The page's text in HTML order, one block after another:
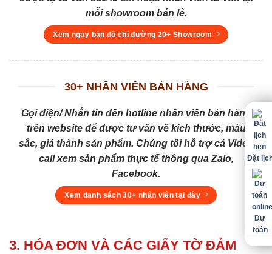
mỗi showroom bán lẻ.
Xem ngay bản đồ chỉ đường 20+ Showroom
30+ NHÂN VIÊN BÁN HÀNG
Gọi điện/ Nhắn tin đến hotline nhân viên bán hàng
trên website để được tư vấn về kích thước, màu
sắc, giá thành sản phẩm. Chúng tôi hỗ trợ cả Video
call xem sản phẩm thực tế thông qua Zalo,
Facebook.
Xem danh sách 30+ nhân viên tại đây
3. HÓA ĐƠN VÀ CÁC GIẤY TỜ ĐẢM
Đặt
Dự
toán